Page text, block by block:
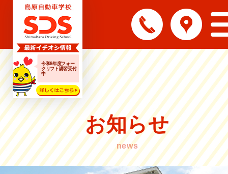
令和8年度フォー
クリフト講習受付
中
お知らせ
news